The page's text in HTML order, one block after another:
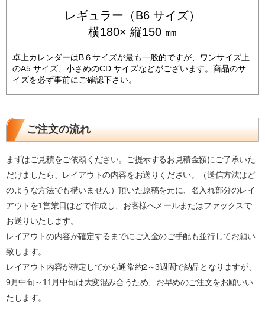
レギュラー（B6 サイズ）
横180× 縦150 ㎜
卓上カレンダーはB６サイズが最も一般的ですが、ワンサイズ上
のA5 サイズ、小さめのCD サイズなどがございます。商品のサ
イズを必ず事前にご確認下さい。
ご注文の流れ
まずはご見積をご依頼ください。ご提示するお見積金額にご了承いた
だけましたら、レイアウトの内容をお送りください。（送信方法はど
のような方法でも構いません）頂いた原稿を元に、名入れ部分のレイ
アウトを1営業日ほどで作成し、お客様へメールまたはファックスで
お送りいたします。
レイアウトの内容が確定するまでにご入金のご手配も並行してお願い
致します。
レイアウト内容が確定してから通常約2～3週間で納品となりますが、
9月中旬～11月中旬は大変混み合うため、お早めのご注文をお願いい
たします。